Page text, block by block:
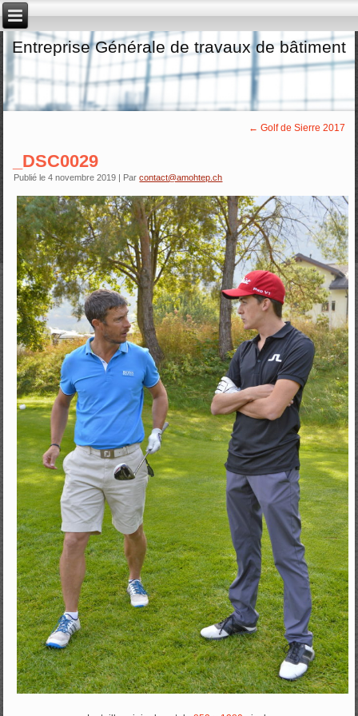
Entreprise Générale de travaux de bâtiment
← Golf de Sierre 2017
_DSC0029
Publié le 4 novembre 2019 | Par contact@amohtep.ch